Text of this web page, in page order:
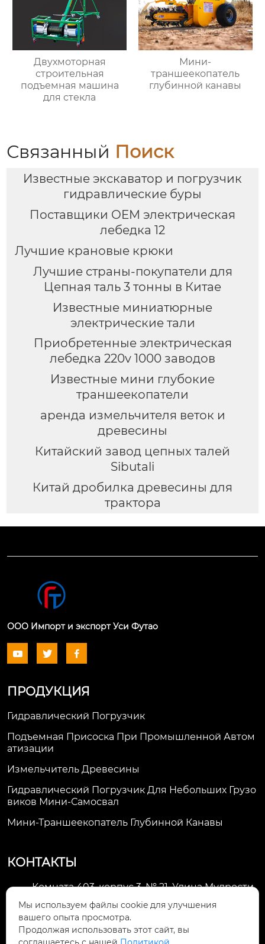
Двухмоторная
строительная
подъемная машина
для стекла
Мини-
траншеекопатель
глубинной канавы
Связанный Поиск
Известные экскаватор и погрузчик
гидравлические буры
Поставщики OEM электрическая
лебедка 12
Лучшие крановые крюки
Лучшие страны-покупатели для
Цепная таль 3 тонны в Китае
Известные миниатюрные
электрические тали
Приобретенные электрическая
лебедка 220v 1000 заводов
Известные мини глубокие
траншеекопатели
аренда измельчителя веток и
древесины
Китайский завод цепных талей
Sibutali
Китай дробилка древесины для
трактора
ООО Импорт и экспорт Уси Футао
  
ПРОДУКЦИЯ
Гидравлический Погрузчик
Подъемная Присоска При Промышленной Автом
Атизации
Измельчитель Древесины
Гидравлический Погрузчик Для Небольших Грузо
Виков Мини-Самосвал
Мини-Траншеекопатель Глубинной Канавы
КОНТАКТЫ
Комната 403, корпус 3, № 21, Улица Мудрости,
Зона экономического развития Хуэйшань,
город Уси
li@futaogroup.com
Мы используем файлы cookie для улучшения
вашего опыта просмотра.
Продолжая использовать этот сайт, вы